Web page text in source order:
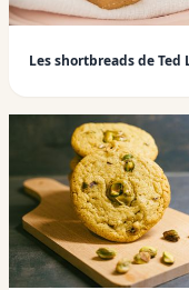
Les shortbreads de Ted